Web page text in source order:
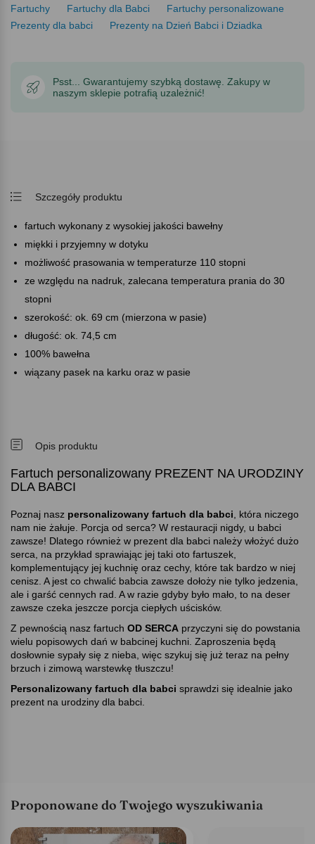
Fartuchy Fartuchy dla Babci
Fartuchy personalizowane
Prezenty dla babci
Prezenty na Dzień Babci i Dziadka
Psst... Gwarantujemy szybką dostawę. Zakupy w
naszym sklepie potrafią uzależnić!
Szczegóły produktu
fartuch wykonany z wysokiej jakości bawełny
miękki i przyjemny w dotyku
możliwość prasowania w temperaturze 110 stopni
ze względu na nadruk, zalecana temperatura prania do 30
stopni
szerokość: ok. 69 cm (mierzona w pasie)
długość: ok. 74,5 cm
100% bawełna
wiązany pasek na karku oraz w pasie
Opis produktu
Fartuch personalizowany PREZENT NA URODZINY
DLA BABCI
Poznaj nasz personalizowany fartuch dla babci , która niczego
nam nie żałuje. Porcja od serca? W restauracji nigdy, u babci
zawsze! Dlatego również w prezent dla babci należy włożyć dużo
serca, na przykład sprawiając jej taki oto fartuszek,
komplementujący jej kuchnię oraz cechy, które tak bardzo w niej
cenisz. A jest co chwalić babcia zawsze dołoży nie tylko jedzenia,
ale i garść cennych rad. A w razie gdyby było mało, to na deser
zawsze czeka jeszcze porcja ciepłych uścisków.
Z pewnością nasz fartuch OD SERCA przyczyni się do powstania
wielu popisowych dań w babcinej kuchni. Zaproszenia będą
dosłownie sypały się z nieba, więc szykuj się już teraz na pełny
brzuch i zimową warstewkę tłuszczu!
Personalizowany fartuch dla babci sprawdzi się idealnie jako
prezent na urodziny dla babci.
Proponowane do Twojego wyszukiwania